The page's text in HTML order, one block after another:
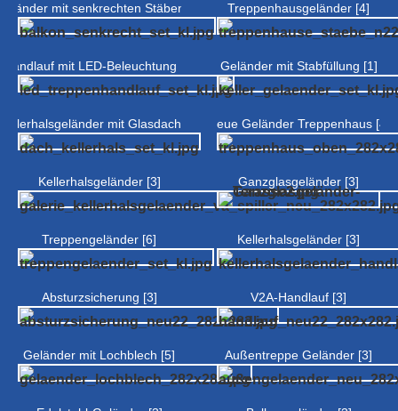
mit senkrechten Stäben [2] Treppenhausgeländer [4]
Handlauf mit LED-Beleuchtung [4] Geländer mit Stabfüllung [1]
Kellerhalsgeländer mit Glasdach [2] Neue Geländer Treppenhaus [4]
Kellerhalsgeländer [3] Ganzglasgeländer [3]
Treppengeländer [6] Kellerhalsgeländer [3]
Absturzsicherung [3] V2A-Handlauf [3]
Geländer mit Lochblech [5] Außentreppe Geländer [3]